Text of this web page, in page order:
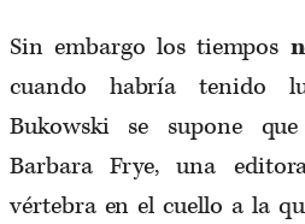
Sin embargo los tiempos
cuando habría tenido
Bukowski se supone
Barbara Frye, una
vértebra en el cuello a la